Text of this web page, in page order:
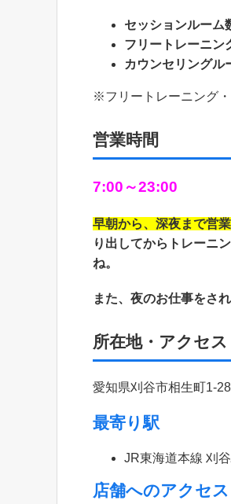
セッションルーム
フリートレーニン
カウンセリングル
※フリートレーニング・
営業時間
7:00～23:00
早朝から、深夜まで営業
り出してからトレーニ
ね。
また、夜のお仕事をさ
所在地・アクセス
愛知県刈谷市相生町1-
最寄り駅
JR東海道本線 刈
店舗へのアクセス